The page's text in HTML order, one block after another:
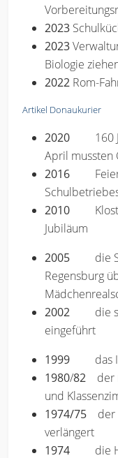
2023
2023
Biologie
2022 Rom-
Artikel Donaukurier
2020
160
April mussten
2016
2010
Jubiläum
2005 die
Regensburg
2002 die
eingeführt
1999 das
1980/82 der
und
1974/75 der
verlängert
1974 die